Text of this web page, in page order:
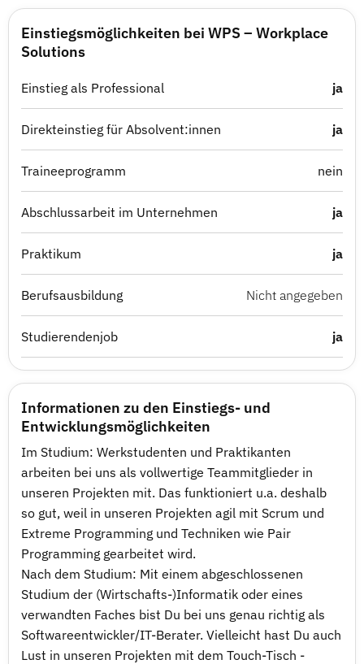
Einstiegsmöglichkeiten bei WPS – Workplace
Solutions
Einstieg als Professional ja
Direkteinstieg für Absolvent:innen ja
Traineeprogramm nein
Abschlussarbeit im Unternehmen ja
Praktikum ja
Berufsausbildung Nicht angegeben
Studierendenjob ja
Informationen zu den Einstiegs- und
Entwicklungsmöglichkeiten
Im Studium: Werkstudenten und Praktikanten
arbeiten bei uns als vollwertige Teammitglieder in
unseren Projekten mit. Das funktioniert u.a. deshalb
so gut, weil in unseren Projekten agil mit Scrum und
Extreme Programming und Techniken wie Pair
Programming gearbeitet wird.
Nach dem Studium: Mit einem abgeschlossenen
Studium der (Wirtschafts-)Informatik oder eines
verwandten Faches bist Du bei uns genau richtig als
Softwareentwickler/IT-Berater. Vielleicht hast Du auch
Lust in unseren Projekten mit dem Touch-Tisch -